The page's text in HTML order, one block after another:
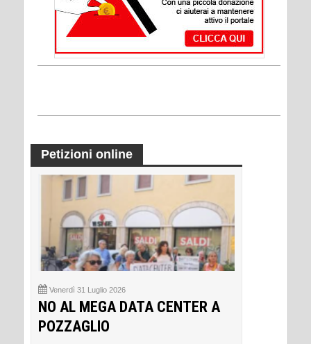
Petizioni online
Venerdì 31 Luglio 2026
NO AL MEGA DATA CENTER A
POZZAGLIO